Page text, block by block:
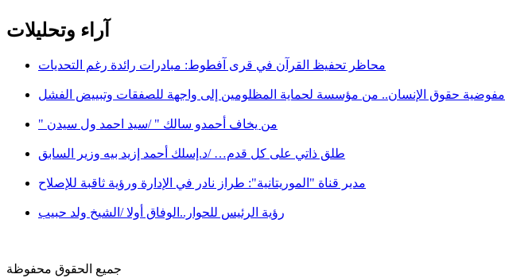
آراء وتحليلات
محاظر تحفيظ القرآن في قرى آفطوط: مبادرات رائدة رغم التحديات
مفوضية حقوق الإنسان.. من مؤسسة لحماية المظلومين إلى واجهة للصفقات وتبييض الفشل
" من يخاف أحمدو سالك " /سيد احمد ول سيدن
طلق ذاتي على كل قدم… /د.إسلك أحمد إزيد بيه وزير السابق
مدير قناة "الموريتانية": طراز نادر في الإدارة ورؤية ثاقبة للإصلاح
رؤية الرئيس للحوار..الوفاق أولا /الشيخ ولد حبيب
جميع الحقوق محفوظة